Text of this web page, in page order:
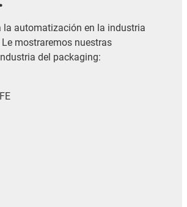
la automatización en la industria
mostraremos nuestras
del packaging: